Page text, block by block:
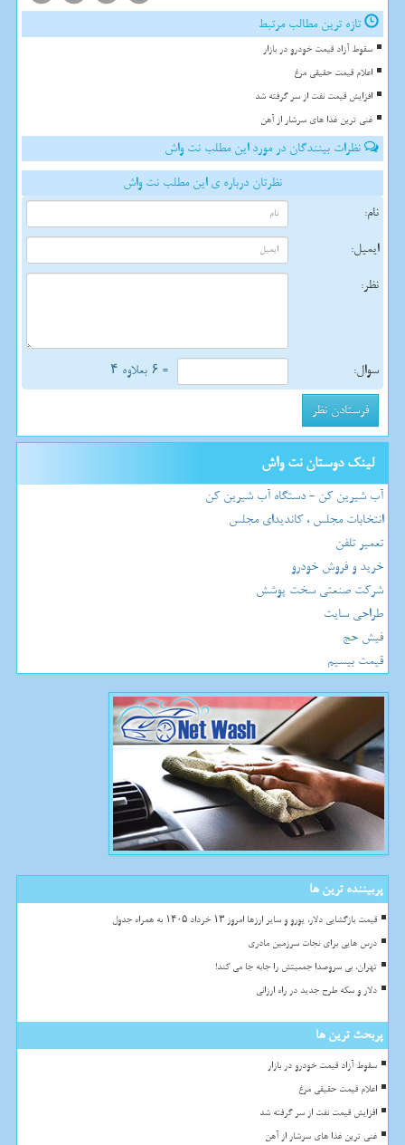
تازه ترین مطالب مرتبط
سقوط آزاد قیمت خودرو در بازار
اعلام قیمت حقیقی مرغ
افزایش قیمت نفت از سر گرفته شد
غنی ترین غذا های سرشار از آهن
نظرات بینندگان در مورد این مطلب نت واش
نظرتان درباره ی این مطلب نت واش
نام:
ایمیل:
نظر:
سوال: = ۶ بعلاوه ۴
لینک دوستان نت واش
آب شیرین کن - دستگاه آب شیرین کن
انتخابات مجلس ، کاندیدای مجلس
تعمیر تلفن
خرید و فروش خودرو
شرکت صنعتی سخت پوشش
طراحی سایت
فیش حج
قیمت بیسیم
پربیننده ترین ها
قیمت بازگشایی دلار، یورو و سایر ارزها امروز ۱۳ خرداد ۱۴۰۵ به همراه جدول
درس هایی برای نجات سرزمین مادری
تهران، بی سروصدا جمعیتش را جابه جا می کند!
دلار و سکه طرح جدید در راه ارزانی
پربحث ترین ها
سقوط آزاد قیمت خودرو در بازار
اعلام قیمت حقیقی مرغ
افزایش قیمت نفت از سر گرفته شد
غنی ترین غذا های سرشار از آهن